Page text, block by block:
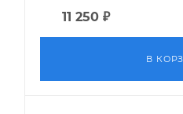
11 250 ₽
В